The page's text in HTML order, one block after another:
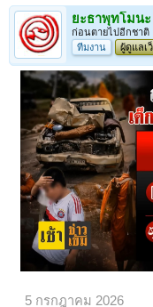
ยะธาพุทโมนะ
ก่อนตายไปอีกชาติ
ทีมงาน
ผู้ดูแลเ
5 กรกฎาคม 2026